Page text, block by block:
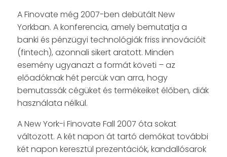
A Finovate még 2007-ben debütált New
Yorkban. A konferencia, amely bemutatja a
banki és pénzügyi technológiák friss innovációit
(fintech), azonnali sikert aratott. Minden
esemény ugyanazt a formát követi – az
előadóknak hét percük van arra, hogy
bemutassák cégüket és termékeiket élőben, diák
használata nélkül.
A New York-i Finovate Fall 2007 óta sokat
változott. A két napon át tartó demókat további
két napon keresztül prezentációk, kandallósarok